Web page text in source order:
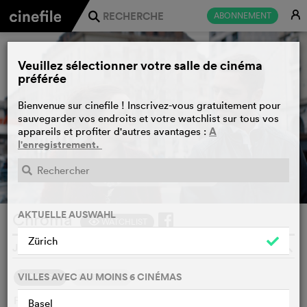
ABONNEMENT E
j
Chroma WATCHLIST
J.L. CHAUTEMS, SUISSE, BELGIQUE, 2021
SYNOPSIS NOTRE AVIS
Fraîchement installée dans un nouvel appartement, une
Veuillez sélectionner votre salle de cinéma
préférée
Bienvenue sur cinefile ! Inscrivez-vous gratuitement pour
sauvegarder vos endroits et votre watchlist sur tous vos
appareils et profiter d'autres avantages : A
l'enregistrement.
AKTUELLE AUSWAHL
Zürich
VILLES AVEC AU MOINS 6 CINÉMAS
Basel